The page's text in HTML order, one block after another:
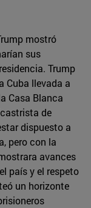
mostró
sus
Trump
Cuba llevada a
Casa Blanca
de
dispuesto a
pero con la
avances
país y el respeto
un horizonte